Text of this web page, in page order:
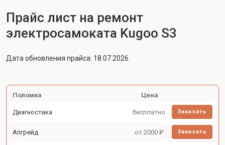
Прайс лист на ремонт
электросамоката Kugoo S3
Дата обновления прайса: 18.07.2026
Поломка Цена
Диагностика бесплатно Заказать
Апгрейд от 2000 ₽ Заказать